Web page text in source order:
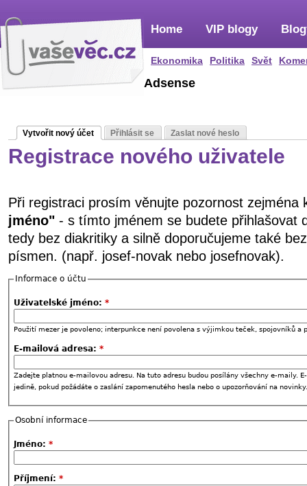
Home
Ekonomika Politika Svět
VIP blogy
Adsense
Vytvořit nový účet Přihlásit se Zaslat nové heslo
Registrace nového uživatele
Při registraci prosím věnujte pozornost zejména
jméno" - s tímto jménem se budete přihlašovat
tedy bez diakritiky a silně doporučujeme také
písmen. (např. josef-novak nebo josefnovak).
Informace o účtu
Uživatelské jméno: *
Použití mezer je povoleno; interpunkce není povolena s výjimkou teček, spojovníků a
E-mailová adresa: *
Zadejte platnou e-mailovou adresu. Na tuto adresu budou posílány všechny e-maily.
jedině, pokud požádáte o zaslání zapomenutého hesla nebo o upozorňování na novinky.
Osobní informace
Jméno: *
Příjmení: *